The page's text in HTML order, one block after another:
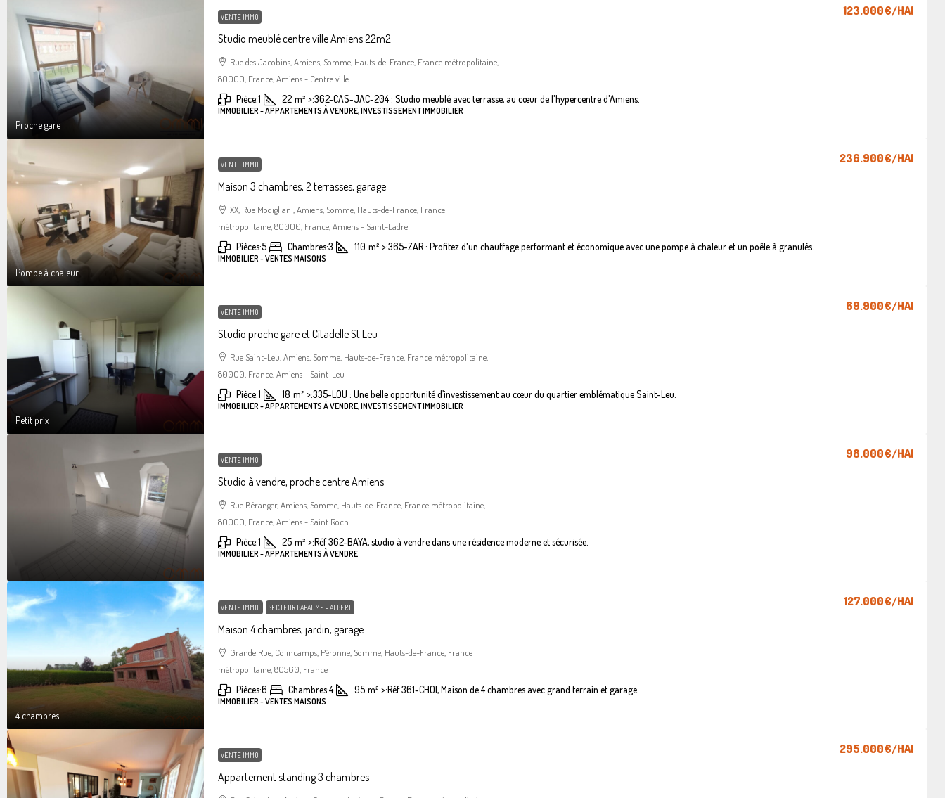
Proche gare
VENTE IMMO
Studio meublé centre ville Amiens 22m2
123.000€/HAI
Rue des Jacobins, Amiens, Somme, Hauts-de-France, France métropolitaine,
80000, France, Amiens - Centre ville
Pièce:1 22 m² >:362-CAS-JAC-204 : Studio meublé avec terrasse, au cœur de l'hypercentre d'Amiens.
IMMOBILIER - APPARTEMENTS À VENDRE, INVESTISSEMENT IMMOBILIER
Pompe à chaleur
VENTE IMMO
Maison 3 chambres, 2 terrasses, garage
236.900€/HAI
XX, Rue Modigliani, Amiens, Somme, Hauts-de-France, France
métropolitaine, 80000, France, Amiens - Saint-Ladre
Pièces:5 Chambres:3 110 m² >:365-ZAR : Profitez d'un chauffage performant et économique avec une pompe à chaleur et un poêle à granulés.
IMMOBILIER - VENTES MAISONS
Petit prix
VENTE IMMO
Studio proche gare et Citadelle St Leu
69.900€/HAI
Rue Saint-Leu, Amiens, Somme, Hauts-de-France, France métropolitaine,
80000, France, Amiens - Saint-Leu
Pièce:1 18 m² >:335-LOU : Une belle opportunité d’investissement au cœur du quartier emblématique Saint-Leu.
IMMOBILIER - APPARTEMENTS À VENDRE, INVESTISSEMENT IMMOBILIER
VENTE IMMO
Studio à vendre, proche centre Amiens
98.000€/HAI
Rue Béranger, Amiens, Somme, Hauts-de-France, France métropolitaine,
80000, France, Amiens - Saint Roch
Pièce:1 25 m² >:Réf 362-BAYA, studio à vendre dans une résidence moderne et sécurisée.
IMMOBILIER - APPARTEMENTS À VENDRE
4 chambres
VENTE IMMO SECTEUR BAPAUME - ALBERT
Maison 4 chambres, jardin, garage
127.000€/HAI
Grande Rue, Colincamps, Péronne, Somme, Hauts-de-France, France
métropolitaine, 80560, France
Pièces:6 Chambres:4 95 m² >:Réf 361-CHOI, Maison de 4 chambres avec grand terrain et garage.
IMMOBILIER - VENTES MAISONS
VENTE IMMO
Appartement standing 3 chambres
295.000€/HAI